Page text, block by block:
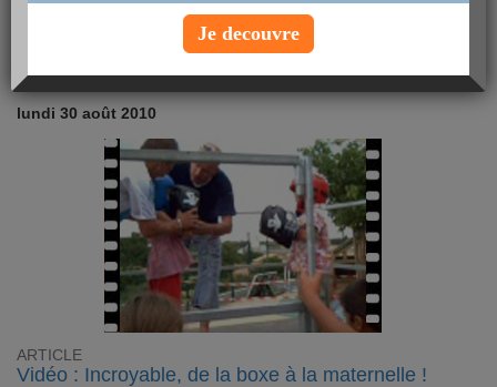
lundi 30 août 2010
ARTICLE
Vidéo : Incroyable, de la boxe à la maternelle !
Je decouvre